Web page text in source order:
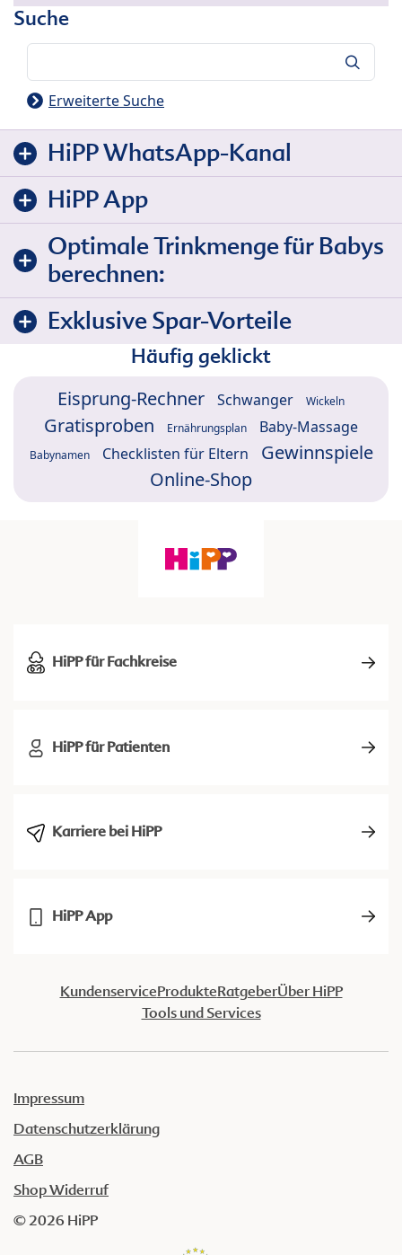
Suche
Erweiterte Suche
HiPP WhatsApp-Kanal
HiPP App
Optimale Trinkmenge für Babys
berechnen:
Exklusive Spar-Vorteile
Häufig geklickt
Eisprung-Rechner Schwanger Wickeln
Gratisproben Ernährungsplan Baby-Massage
Babynamen Checklisten für Eltern
Gewinnspiele
Online-Shop
HiPP für Fachkreise
HiPP für Patienten
Karriere bei HiPP
HiPP App
KundenserviceProdukteRatgeberÜber HiPP
Tools und Services
Impressum
Datenschutzerklärung
AGB
Shop Widerruf
© 2026 HiPP